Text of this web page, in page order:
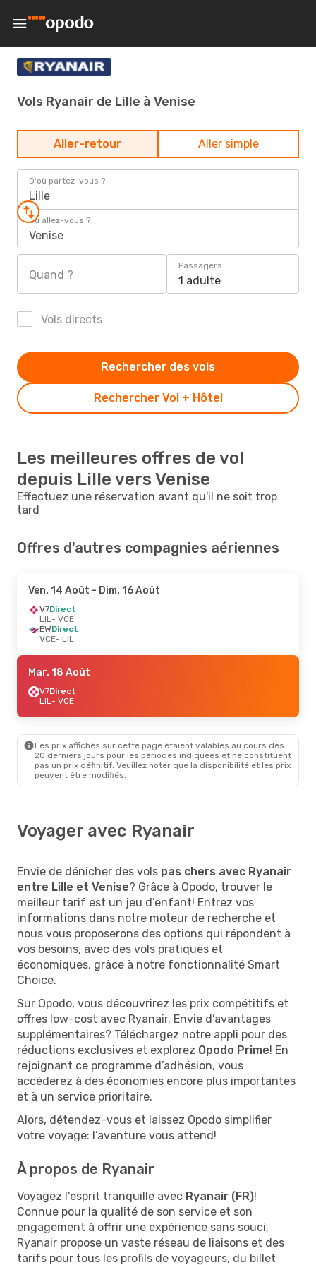
Vols Ryanair de Lille à Venise
Aller-retour Aller simple
D'où partez-vous ?
Lille
Où allez-vous ?
Venise
Quand ?
Passagers
1 adulte
Vols directs
Rechercher Vol + Hôtel
Rechercher des vols
Les meilleures offres de vol
depuis Lille vers Venise
Effectuez une réservation avant qu'il ne soit trop
tard
Offres d'autres compagnies aériennes
Ven. 14 Août - Dim. 16 Août
V7Direct
LIL- VCE
EWDirect
VCE- LIL
Mar. 18 Août
V7Direct
LIL- VCE
Les prix affichés sur cette page étaient valables au cours des
20 derniers jours pour les périodes indiquées et ne constituent
pas un prix définitif. Veuillez noter que la disponibilité et les prix
peuvent être modifiés.
Voyager avec Ryanair
Envie de dénicher des vols pas chers avec Ryanair
entre Lille et Venise? Grâce à Opodo, trouver le
meilleur tarif est un jeu d’enfant! Entrez vos
informations dans notre moteur de recherche et
nous vous proposerons des options qui répondent à
vos besoins, avec des vols pratiques et
économiques, grâce à notre fonctionnalité Smart
Choice.
Sur Opodo, vous découvrirez les prix compétitifs et
offres low-cost avec Ryanair. Envie d’avantages
supplémentaires? Téléchargez notre appli pour des
réductions exclusives et explorez Opodo Prime! En
rejoignant ce programme d’adhésion, vous
accéderez à des économies encore plus importantes
et à un service prioritaire.
Alors, détendez-vous et laissez Opodo simplifier
votre voyage: l’aventure vous attend!
À propos de Ryanair
Voyagez l'esprit tranquille avec Ryanair (FR)!
Connue pour la qualité de son service et son
engagement à offrir une expérience sans souci,
Ryanair propose un vaste réseau de liaisons et des
tarifs pour tous les profils de voyageurs, du billet